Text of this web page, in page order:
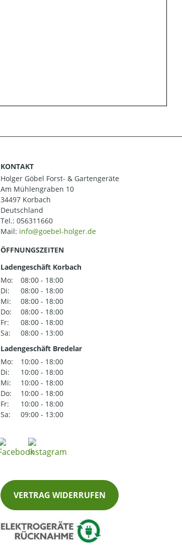
KONTAKT
Holger Göbel Forst- & Gartengeräte
Am Mühlengraben 10
34497 Korbach
Deutschland
Tel.: 056311660
Mail:
ÖFFNUNGSZEITEN
Ladengeschäft Korbach
Mo:
08:00 - 18:00
Di:
08:00 - 18:00
Mi:
08:00 - 18:00
Do:
08:00 - 18:00
Fr:
08:00 - 18:00
Sa:
08:00 - 13:00
Ladengeschäft Bredelar
Mo:
10:00 - 18:00
Di:
10:00 - 18:00
Mi:
10:00 - 18:00
Do:
10:00 - 18:00
Fr:
10:00 - 18:00
Sa:
09:00 - 13:00
VERTRAG WIDERRUFEN